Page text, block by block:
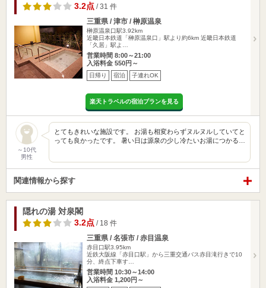
3.2点 / 31 件
三重県 / 津市 / 榊原温泉
榊原温泉口駅3.92km
近畿日本鉄道「榊原温泉口」駅より約6km 近畿日本鉄道
「久居」駅よ…
営業時間 8:00～21:00
入浴料金 550円～
日帰り 宿泊 子連れOK
楽天トラベルの宿泊プランを見る
～10代
男性
とてもきれいな施設です。 お湯も相変わらずヌルヌルしていてと
っても良かったです。 暑い日は源泉の少し冷たいお湯につかる…
関連情報から探す
隠れの湯 対泉閣
3.2点 / 18 件
三重県 / 名張市 / 赤目温泉
赤目口駅3.95km
近鉄大阪線「赤目口駅」から三重交通バス赤目滝行きで10
分、終点下車す…
営業時間 10:30～14:00
入浴料金 1,200円～